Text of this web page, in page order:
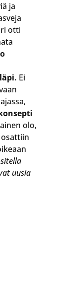
ja
otti
Ei
olo,
uusia